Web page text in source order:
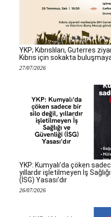
YKP; Kıbrıslıları, Guterres
Kıbrıs için sokakta
27/07/2026
YKP: Kumyalı’da çöken
yıllardır işletilmeyen İş
(İSG) Yasası’dır
26/07/2026